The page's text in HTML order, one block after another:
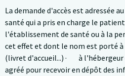
La demande d'accès est adressée
santé qui a pris en charge le
l'établissement de santé ou à la
cet effet et dont le nom est porté à
(livret d'accueil...) · à l'hébergeur
agréé pour recevoir en dépôt des